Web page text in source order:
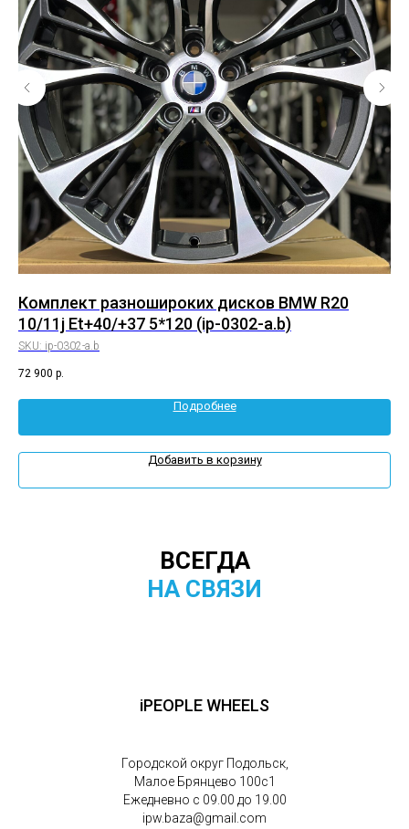
Комплект разношироких дисков BMW R20
10/11j Et+40/+37 5*120 (ip-0302-a.b)
SKU: ip-0302-a.b
72 900 р.
Подробнее
Добавить в корзину
ВСЕГДА
НА СВЯЗИ
iPEOPLE WHEELS
Городской округ Подольск,
Малое Брянцево 100с1
Ежедневно с 09.00 до 19.00
ipw.baza@gmail.com